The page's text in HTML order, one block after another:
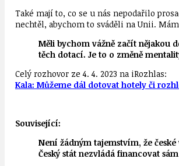
Také mají to, co se u nás nepodařilo
nechtěl, abychom to sváděli na Unii.
Měli bychom vážně začít nějakou
těch dotací. Je to o změně
Celý rozhovor ze 4. 4. 2023 na iRozhlas:
Kala: Můžeme dál dotovat hotely či
Související:
Není žádným tajemstvím, že
Český stát nezvládá financovat